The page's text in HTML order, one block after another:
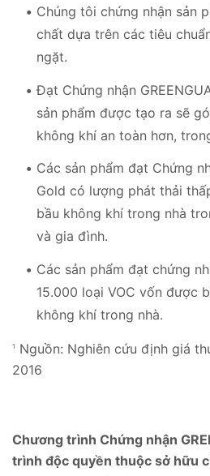
Chúng tôi chứng nhận sản
chất dựa trên các tiêu
ngặt.
Đạt Chứng nhận
sản phẩm được tạo ra sẽ
không khí an toàn hơn,
Các sản phẩm đạt Chứng
Gold có lượng phát thải
bầu không khí trong nhà
và gia đình.
Các sản phẩm đạt chứng
15.000 loại VOC vốn được
không khí trong nhà.
1
Nguồn: Nghiên cứu định giá
2016
Chương trình Chứng nhận
trình độc quyền thuộc sở hữu